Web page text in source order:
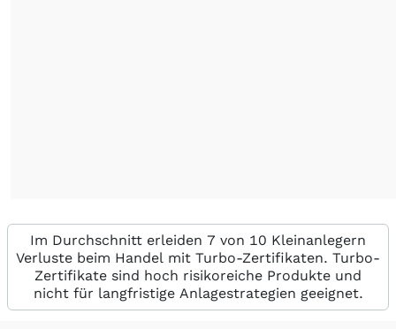
Im Durchschnitt erleiden 7 von 10 Kleinanlegern
Verluste beim Handel mit Turbo-Zertifikaten. Turbo-
Zertifikate sind hoch risikoreiche Produkte und
nicht für langfristige Anlagestrategien geeignet.